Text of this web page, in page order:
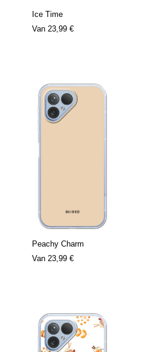
Ice Time
Van 23,99 €
Peachy Charm
Van 23,99 €